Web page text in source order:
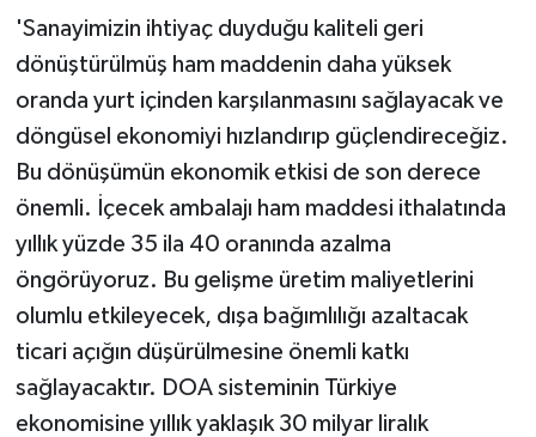
'Sanayimizin ihtiyaç duyduğu kaliteli geri
dönüştürülmüş ham maddenin daha yüksek
oranda yurt içinden karşılanmasını sağlayacak ve
döngüsel ekonomiyi hızlandırıp güçlendireceğiz.
Bu dönüşümün ekonomik etkisi de son derece
önemli. İçecek ambalajı ham maddesi ithalatında
yıllık yüzde 35 ila 40 oranında azalma
öngörüyoruz. Bu gelişme üretim maliyetlerini
olumlu etkileyecek, dışa bağımlılığı azaltacak
ticari açığın düşürülmesine önemli katkı
sağlayacaktır. DOA sisteminin Türkiye
ekonomisine yıllık yaklaşık 30 milyar liralık